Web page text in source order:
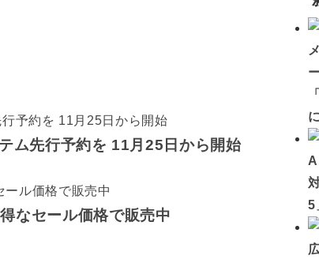
ム先行予約を 11月25日から開始
なセール価格で販売中
5